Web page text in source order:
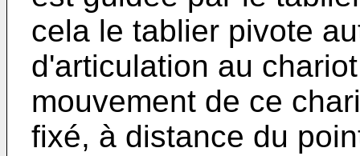
cela le tablier pivote
d'articulation au
mouvement de ce
fixé, à distance du